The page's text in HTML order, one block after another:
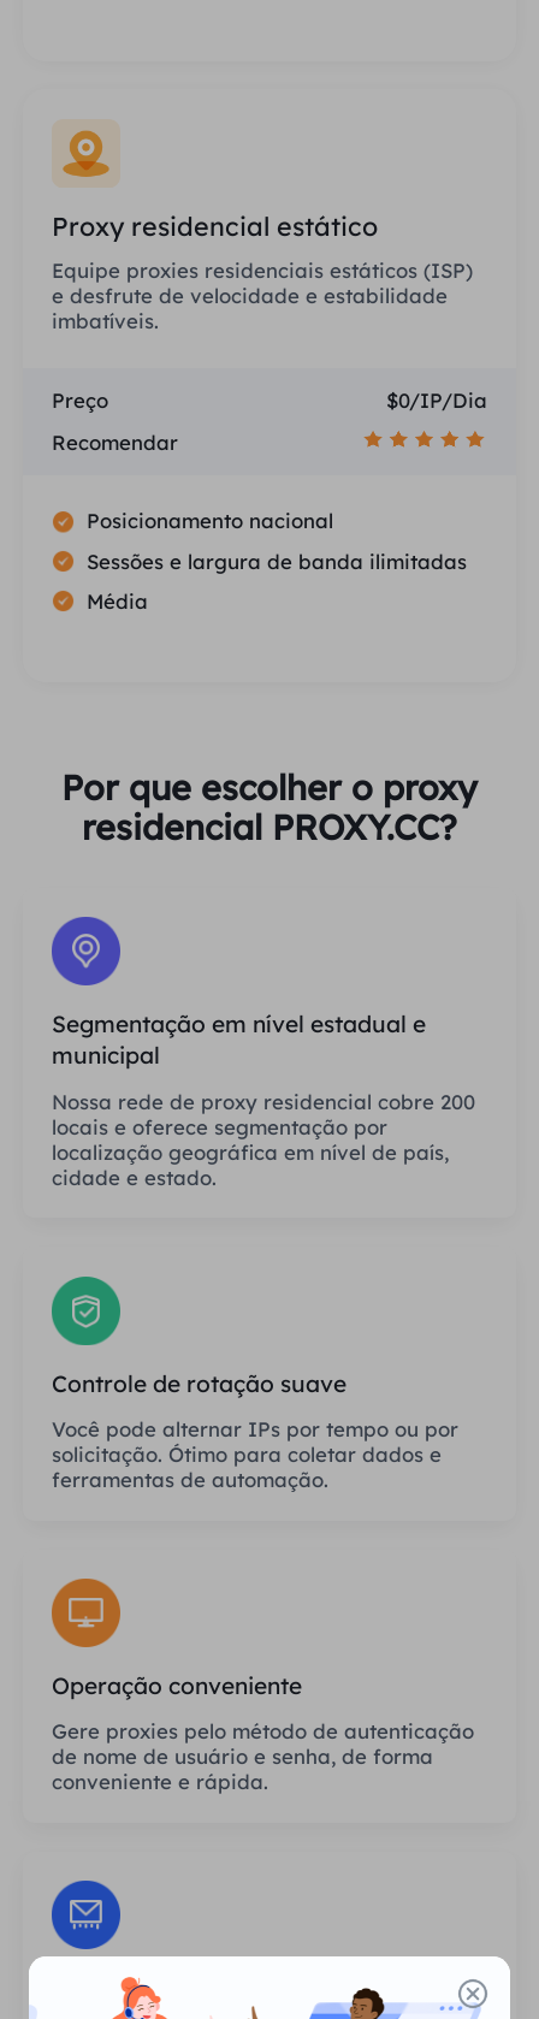
Proxy residencial estático
Equipe proxies residenciais estáticos (ISP)
e desfrute de velocidade e estabilidade
imbatíveis.
Preço
$0/IP/Dia
Recomendar
Posicionamento nacional
Sessões e largura de banda ilimitadas
Média
Por que escolher o proxy
residencial PROXY.CC?
Segmentação em nível estadual e
municipal
Nossa rede de proxy residencial cobre 200
locais e oferece segmentação por
localização geográfica em nível de país,
cidade e estado.
Controle de rotação suave
Você pode alternar IPs por tempo ou por
solicitação. Ótimo para coletar dados e
ferramentas de automação.
Operação conveniente
Gere proxies pelo método de autenticação
de nome de usuário e senha, de forma
conveniente e rápida.
Sessões Ilimitadas